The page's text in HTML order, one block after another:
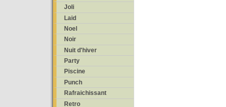
Joli
Laid
Noel
Noir
Nuit d'hiver
Party
Piscine
Punch
Rafraichissant
Retro